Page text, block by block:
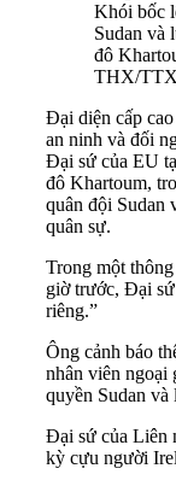
Khói bốc
Sudan và
đô
THX/
Đại diện cấp
an ninh và đối
Đại sứ của EU
đô Khartoum,
quân đội Sudan
quân sự.
Trong một
giờ trước, Đại sứ
riêng.”
Ông cảnh báo
nhân viên ngoại
quyền Sudan và
Đại sứ của Liên
kỳ cựu người